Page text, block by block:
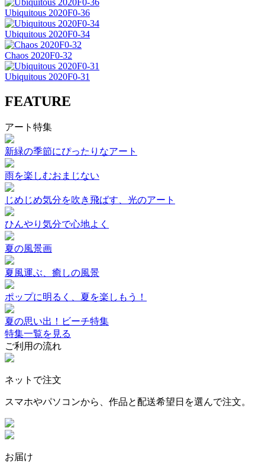
Ubiquitous 2020F0-36
Ubiquitous 2020F0-34
Chaos 2020F0-32
Ubiquitous 2020F0-31
FEATURE
アート特集
新緑の季節にぴったりなアート
雨を楽しむおまじない
じめじめ気分を吹き飛ばす、光のアート
ひんやり気分で心地よく
夏の風景画
夏風運ぶ、癒しの風景
ポップに明るく、夏を楽しもう！
夏の思い出！ビーチ特集
特集一覧を見る
ご利用の流れ
ネットで注文
スマホやパソコンから、作品と配送希望日を選んで注文。
お届け